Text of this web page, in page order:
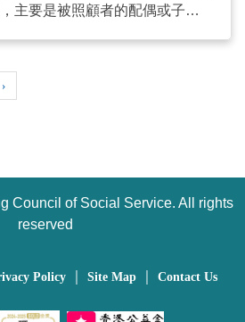
正能量，再者與老爺做活動時
主要是被照顧者的配偶或子
包括常見的高血壓、認知障礙
、糖尿病、中風、心臟病、抑
同時有上述三項狀況，屬於高危
者是68歲的何文炎，他的太太十
症，及後更患上柏金遜症。在照
十分累，自己睡得不好，滿腦子
有想到自己，這就是問題。十幾
樣 (照顧太太)，壓力愈來愈大，
›
Council of Social Service. All rights
reserved
Policy Site Map Contact Us